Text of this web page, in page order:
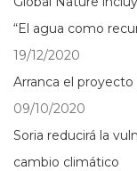
“El agua como
19/12/2020
Arranca el
09/10/2020
Soria reducirá la
cambio climático